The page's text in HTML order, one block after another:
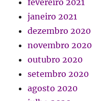
janeiro 2021
dezembro 2020
novembro 2020
outubro 2020
setembro 2020
agosto 2020